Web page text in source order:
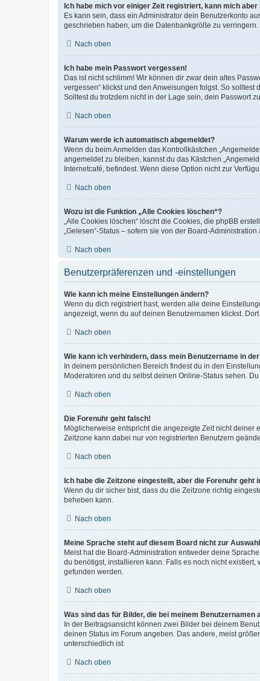
Ich habe mich vor einiger Zeit registriert, kann mich
Es kann sein, dass ein Administrator dein Benutzerkonto
geschrieben haben, um die Datenbankgröße zu
Nach oben
Ich habe mein Passwort vergessen!
Das ist nicht schlimm! Wir können dir zwar dein altes
vergessen“ klickst und den Anweisungen folgst. So solltest
Solltest du trotzdem nicht in der Lage sein, dein Passwort
Nach oben
Warum werde ich automatisch abgemeldet?
Wenn du beim Anmelden das Kontrollkästchen
angemeldet zu bleiben, kannst du das Kästchen
Internetcafé, befindest. Wenn diese Option nicht zur
Nach oben
Wozu ist die Funktion „Alle Cookies löschen“?
„Alle Cookies löschen“ löscht die Cookies, die phpBB
„Gelesen“-Status – sofern sie von der Board-
Nach oben
Benutzerpräferenzen und -einstellungen
Wie kann ich meine Einstellungen ändern?
Wenn du dich registriert hast, werden alle deine
angezeigt, wenn du auf deinen Benutzernamen klickst.
Nach oben
Wie kann ich verhindern, dass mein Benutzername in
In deinem persönlichen Bereich findest du in den
Moderatoren und du selbst deinen Online-Status sehen.
Nach oben
Die Forenuhr geht falsch!
Möglicherweise entspricht die angezeigte Zeit nicht deiner
Zeitzone kann dabei nur von registrierten Benutzern
Nach oben
Ich habe die Zeitzone eingestellt, aber die Forenuhr geht
Wenn du dir sicher bist, dass du die Zeitzone richtig
beheben kann.
Nach oben
Meine Sprache steht auf diesem Board nicht zur
Meist hat die Board-Administration entweder deine
du benötigst, installieren kann. Falls es noch nicht
gefunden werden.
Nach oben
Was sind das für Bilder, die bei meinem Benutzernamen
In der Beitragsansicht können zwei Bilder bei deinem
deinen Status im Forum angeben. Das andere, meist
unterschiedlich ist.
Nach oben